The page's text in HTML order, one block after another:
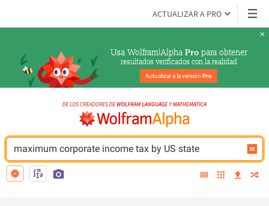
ACTUALIZAR A PRO
Usa Wolfram|Alpha Pro para obtener
resultados verificados con la realidad
Actualizar a la versión Pro
maximum corporate income tax by US state